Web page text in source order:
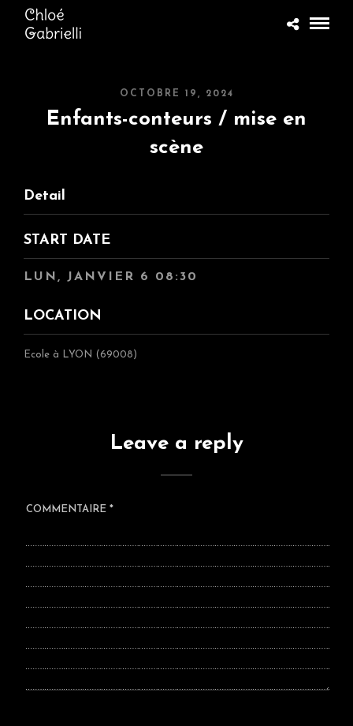
OCTOBRE 19, 2024
Enfants-conteurs / mise en
scène
Detail
START DATE
LUN, JANVIER 6 08:30
LOCATION
Ecole à LYON (69008)
Leave a reply
COMMENTAIRE *